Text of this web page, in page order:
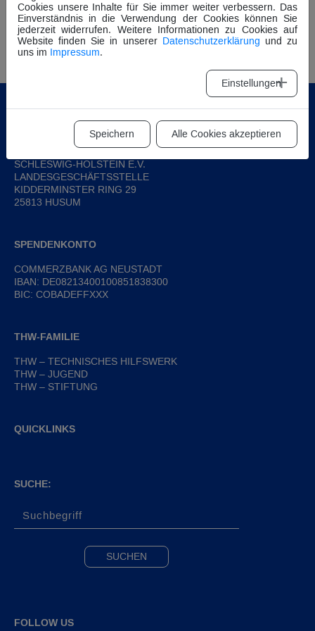
Neuigkeiten
Nachruf auf Kurt
Friedrichsen
Neuigkeiten
Nachruf auf Horst
Szczurek
THW-LANDESVEREINIGUNG
SCHLESWIG-HOLSTEIN E.V.
LANDESGESCHÄFTSSTELLE
KIDDERMINSTER RING 29
25813 HUSUM
SPENDENKONTO
COMMERZBANK AG NEUSTADT
IBAN: DE08213400100851838300
BIC: COBADEFFXXX
THW-FAMILIE
THW – TECHNISCHES HILFSWERK
THW – JUGEND
THW – STIFTUNG
QUICKLINKS
SUCHE:
FOLLOW US
Cookies unsere Inhalte für Sie immer weiter verbessern. Das
Einverständnis in die Verwendung der Cookies können Sie
jederzeit widerrufen. Weitere Informationen zu Cookies auf
Website finden Sie in unserer Datenschutzerklärung und zu
uns im Impressum.
Einstellungen
Speichern Alle Cookies akzeptieren